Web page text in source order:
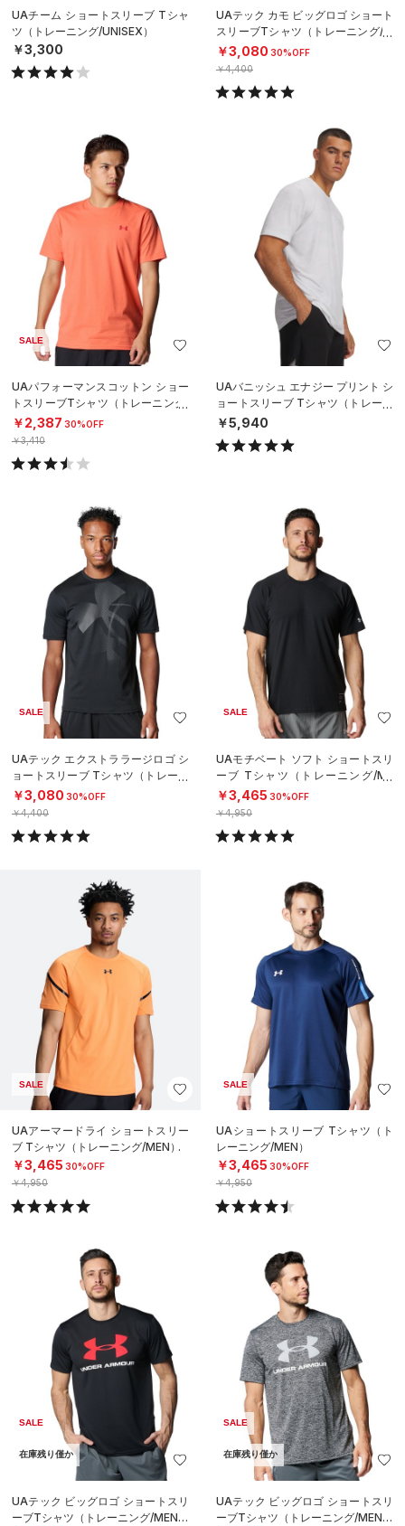
UAチーム ショートスリーブ Tシャ
ツ（トレーニング/UNISEX）
￥3,300
UAテック カモ ビッグロゴ ショート
スリーブTシャツ（トレーニング/M
EN）
￥3,080 30%OFF
￥4,400
SALE
UAパフォーマンスコットン ショー
トスリーブTシャツ（トレーニング/
MEN）
￥2,387 30%OFF
￥3,410
UAバニッシュ エナジー プリント シ
ョートスリーブ Tシャツ（トレーニ
ング/MEN）
￥5,940
SALE
UAテック エクストララージロゴ シ
ョートスリーブ Tシャツ（トレーニ
ング/MEN）
￥3,080 30%OFF
￥4,400
SALE
UAモチベート ソフト ショートスリ
ーブ Tシャツ（トレーニング/ME
N）
￥3,465 30%OFF
￥4,950
SALE
UAアーマードライ ショートスリー
ブ Tシャツ（トレーニング/MEN）
￥3,465 30%OFF
￥4,950
SALE
UAショートスリーブ Tシャツ（ト
レーニング/MEN）
￥3,465 30%OFF
￥4,950
SALE
在庫残り僅か
UAテック ビッグロゴ ショートスリ
ーブTシャツ（トレーニング/MEN）
SALE
在庫残り僅か
UAテック ビッグロゴ ショートスリ
ーブTシャツ（トレーニング/MEN）